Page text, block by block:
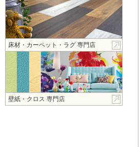
床材・カーペット・ラグ 専門店
壁紙・クロス 専門店